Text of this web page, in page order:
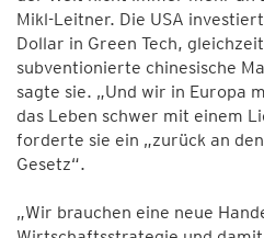
Mikl-Leitner. Die USA
Dollar in Green Tech,
subventionierte chinesische
sagte sie. „Und wir in Europa
das Leben schwer mit einem
forderte sie ein „zurück an
Gesetz“.
„Wir brauchen eine neue